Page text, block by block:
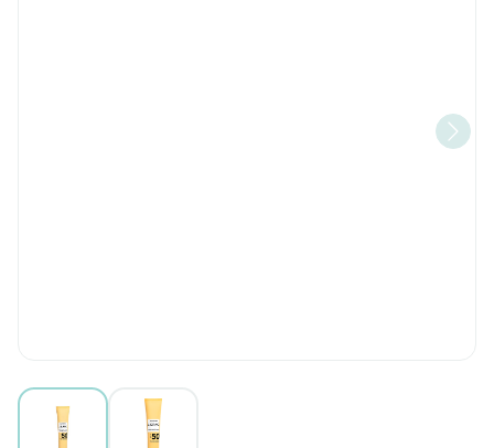
View larger imageView larger image